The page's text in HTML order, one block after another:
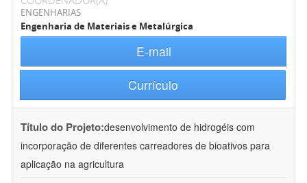
ENGENHARIAS
Engenharia de Materiais e Metalúrgica
E-mail
Currículo
Título do Projeto:desenvolvimento de hidrogéis com
incorporação de diferentes carreadores de bioativos para
aplicação na agricultura